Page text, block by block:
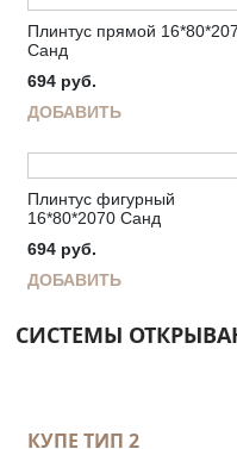
Плинтус прямой
Санд
694 руб.
ДОБАВИТЬ
Плинтус фигурный
16*80*2070 Санд
694 руб.
ДОБАВИТЬ
СИСТЕМЫ
КУПЕ ТИП 2